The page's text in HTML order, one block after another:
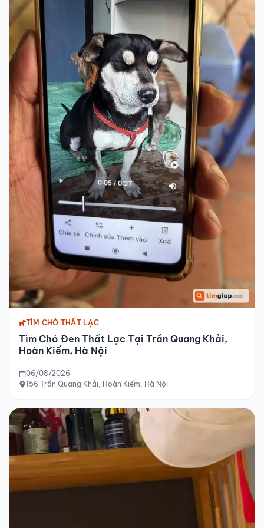
TÌM CHÓ THẤT LẠC
Tìm Chó Đen Thất Lạc Tại Trần Quang Khải,
Hoàn Kiếm, Hà Nội
06/08/2026
156 Trần Quang Khải, Hoàn Kiếm, Hà Nội